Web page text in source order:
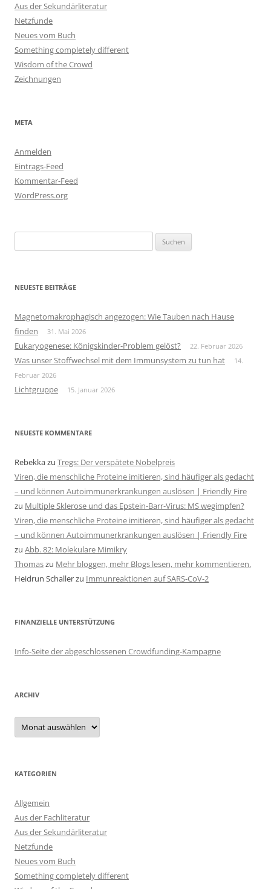
Aus der Sekundärliteratur
Netzfunde
Neues vom Buch
Something completely different
Wisdom of the Crowd
Zeichnungen
META
Anmelden
Eintrags-Feed
Kommentar-Feed
WordPress.org
nach:
NEUESTE BEITRÄGE
Magnetomakrophagisch angezogen: Wie Tauben nach Hause
finden
31. Mai 2026
Eukaryogenese: Königskinder-Problem gelöst? 22. Februar 2026
Was unser Stoffwechsel mit dem Immunsystem zu tun hat
14.
Februar 2026
Lichtgruppe 15. Januar 2026
NEUESTE KOMMENTARE
Rebekkazu Tregs: Der verspätete Nobelpreis
Viren, die menschliche Proteine imitieren, sind häufiger als gedacht
– und können Autoimmunerkrankungen auslösen | Friendly Fire
zu Multiple Sklerose und das Epstein-Barr-Virus: MS wegimpfen?
Viren, die menschliche Proteine imitieren, sind häufiger als gedacht
– und können Autoimmunerkrankungen auslösen | Friendly Fire
zu Abb. 82: Molekulare Mimikry
Thomaszu Mehr bloggen, mehr Blogs lesen, mehr kommentieren.
Heidrun Schallerzu Immunreaktionen auf SARS-CoV-2
FINANZIELLE UNTERSTÜTZUNG
Info-Seite der abgeschlossenen Crowdfunding-Kampagne
ARCHIV
Archiv
KATEGORIEN
Allgemein
Aus der Fachliteratur
Aus der Sekundärliteratur
Netzfunde
Neues vom Buch
Something completely different